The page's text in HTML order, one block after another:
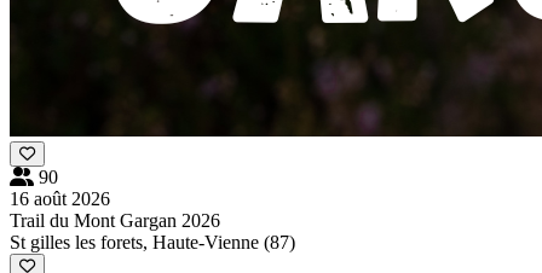
90
16 août 2026
Trail du Mont Gargan 2026
St gilles les forets, Haute-Vienne (87)